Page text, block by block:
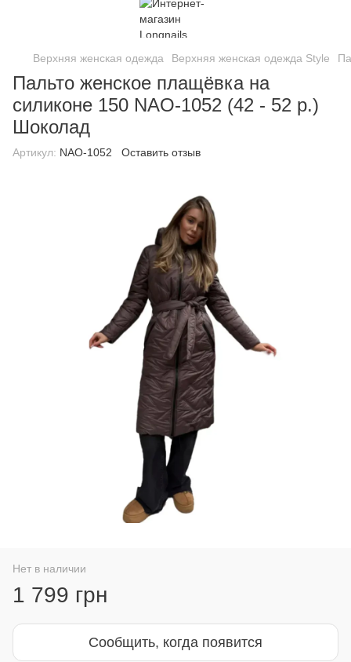
Верхняя женская одежда Верхняя женская одежда Style
Пальто женское плащёвка на
силиконе 150 NAO-1052 (42 - 52 р.)
Шоколад
Артикул: NAO-1052 Оставить отзыв
Нет в наличии
1 799 грн
Сообщить, когда появится